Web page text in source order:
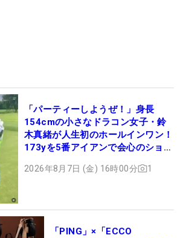
「パーティーしようぜ！」身長
154cmの小さなドラコン女子・鈴
木真緒が人生初のホールインワン！
173yを5番アイアンで会心のショッ
2026年8月7日 (金) 16時00分 1
「PING」×「ECCO